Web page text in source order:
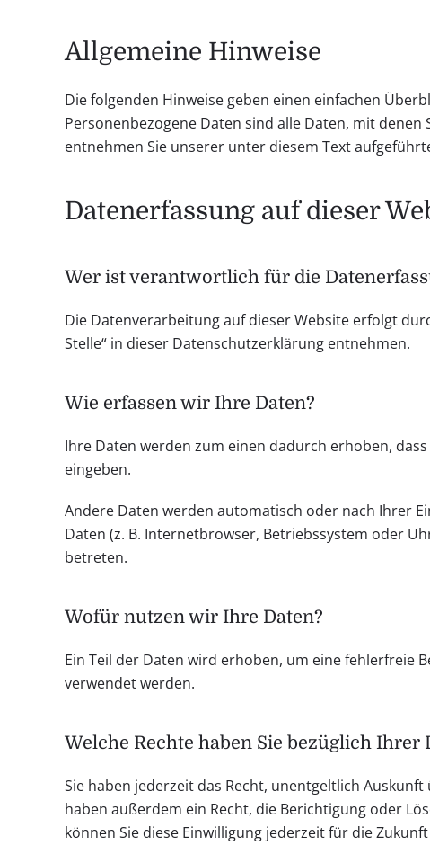
Allgemeine Hinweise
Die folgenden Hinweise geben einen einfachen
Personenbezogene Daten sind alle Daten, mit
entnehmen Sie unserer unter diesem Text
Datenerfassung auf dieser
Wer ist verantwortlich für die
Die Datenverarbeitung auf dieser Website erfolgt
Stelle“ in dieser Datenschutzerklärung entnehmen.
Wie erfassen wir Ihre Daten?
Ihre Daten werden zum einen dadurch erhoben,
eingeben.
Andere Daten werden automatisch oder nach Ihrer
Daten (z. B. Internetbrowser, Betriebssystem oder
betreten.
Wofür nutzen wir Ihre Daten?
Ein Teil der Daten wird erhoben, um eine fehlerfreie
verwendet werden.
Welche Rechte haben Sie bezüglich Ihrer
Sie haben jederzeit das Recht, unentgeltlich
haben außerdem ein Recht, die Berichtigung oder
können Sie diese Einwilligung jederzeit für die